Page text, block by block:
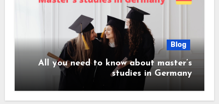
Blog
All you need to know about master’s
studies in Germany